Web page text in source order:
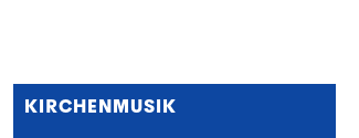
KIRCHENMUSIK